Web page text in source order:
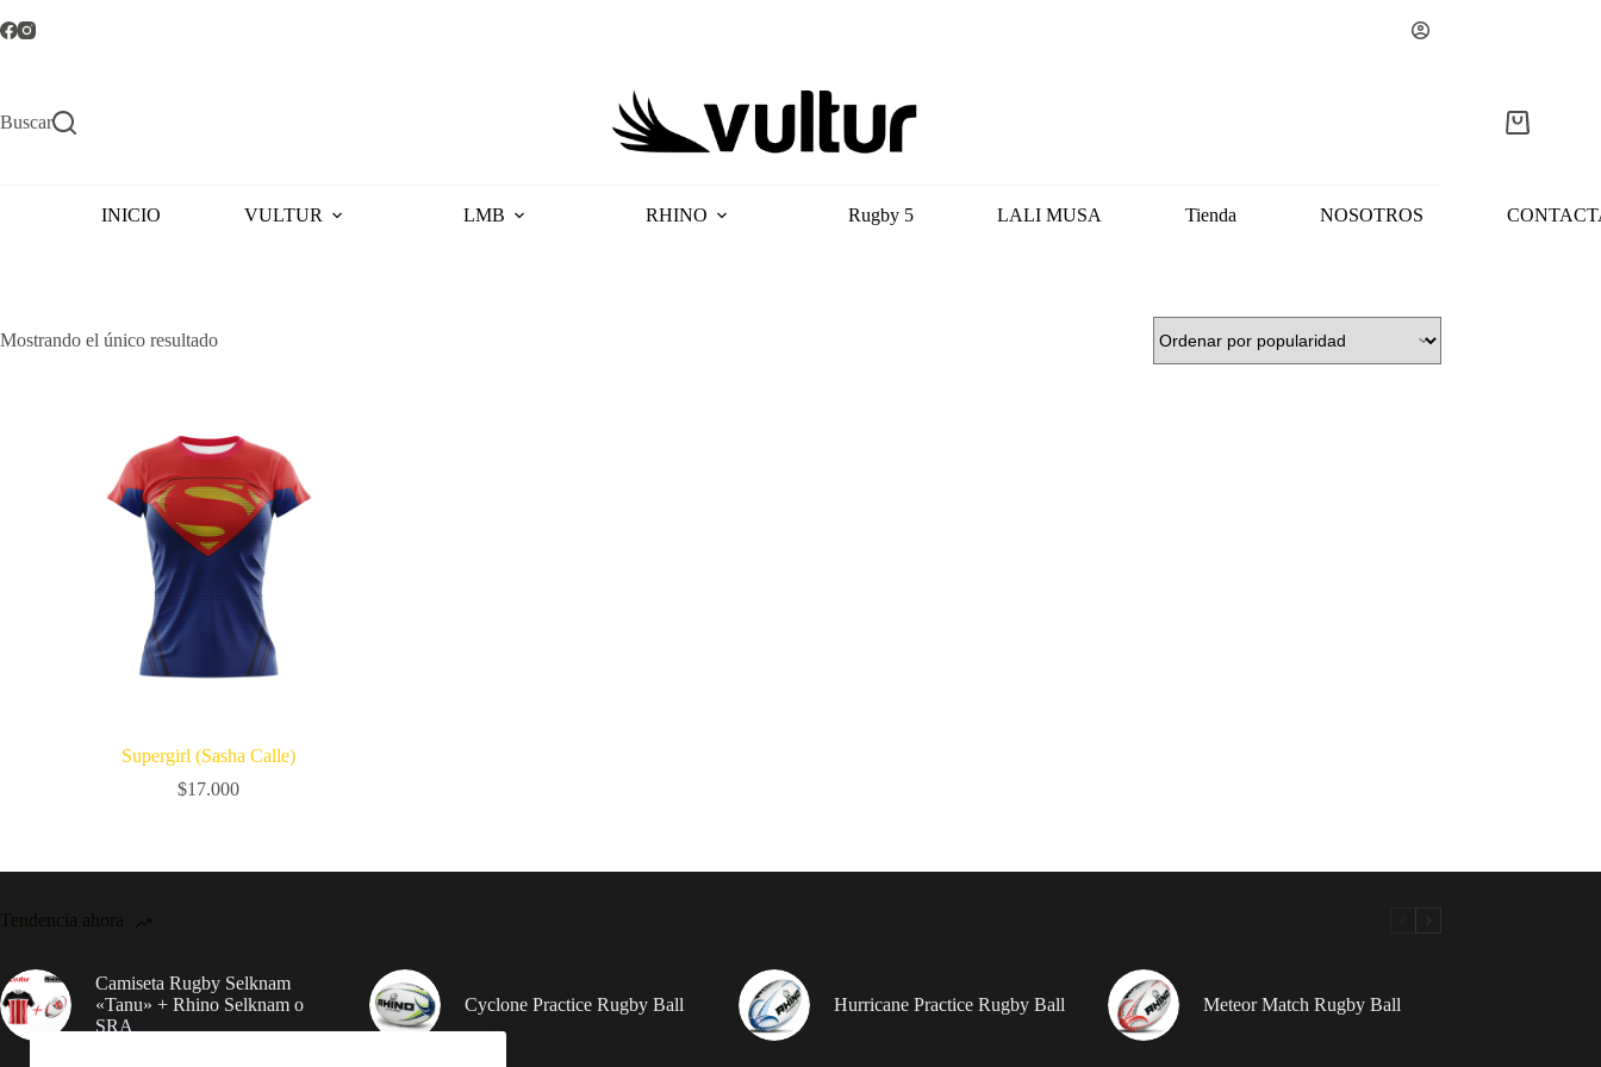
al
Buscar
Carro
INICIO VULTUR LMB RHINO Rugby 5 LALI MUSA Tienda NOSOTROS
Mostrando el único resultado
Supergirl (Sasha Calle)
$17.000
Tendencia ahora
Camiseta Rugby Selknam
«Tanu» + Rhino Selknam o
SRA
Cyclone Practice Rugby Ball Hurricane Practice Rugby Ball Meteor Match Rugby Ball